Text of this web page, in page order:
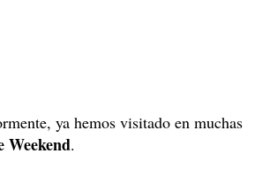
ya hemos visitado en muchas
Weekend.